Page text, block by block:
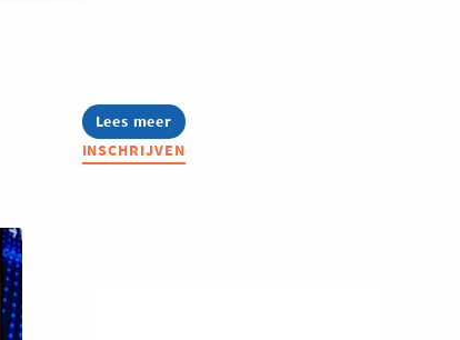
Lees meer
about
Art
Community
INSCHRIJVEN